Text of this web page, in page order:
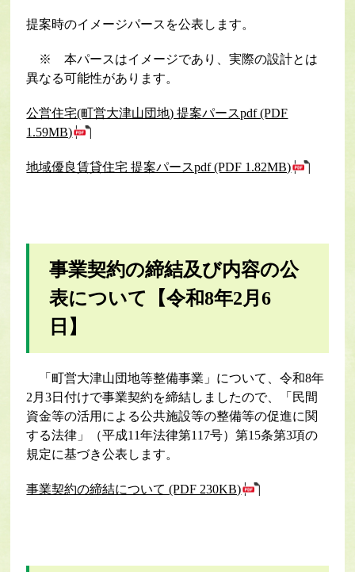
提案時のイメージパースを公表します。
※ 本パースはイメージであり、実際の設計とは
異なる可能性があります。
公営住宅(町営大津山団地) 提案パースpdf (PDF
1.59MB)
地域優良賃貸住宅 提案パースpdf (PDF 1.82MB)
事業契約の締結及び内容の公
表について【令和8年2月6
日】
「町営大津山団地等整備事業」について、令和8年
2月3日付けで事業契約を締結しましたので、「民間
資金等の活用による公共施設等の整備等の促進に関
する法律」（平成11年法律第117号）第15条第3項の
規定に基づき公表します。
事業契約の締結について (PDF 230KB)